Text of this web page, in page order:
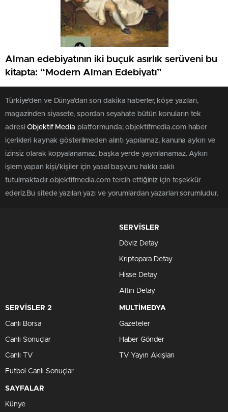
Alman edebiyatının iki buçuk asırlık serüveni bu
kitapta: “Modern Alman Edebiyatı”
Türkiye'den ve Dünya’dan son dakika haberler, köşe yazıları,
magazinden siyasete, spordan seyahate bütün konuların tek
adresiObjektif Media platformunda; objektifmedia.com haber
içerikleri kaynak gösterilmeden alıntı yapılamaz, kanuna aykırı ve
izinsiz olarak kopyalanamaz, başka yerde yayınlanamaz. Aykırı
işlem yapan kişi/kişiler için yasal başvuru hakkı saklı
tutulmaktadır.objektifmedia.com tercih ettiğiniz için teşekkür
ederiz.Bu sitede yazılan yazı ve yorumlardan yazarları sorumludur.
SERVİSLER
Döviz Detay
Kriptopara Detay
Hisse Detay
Altın Detay
SERVİSLER 2
Canlı Borsa
Canlı Sonuçlar
Canlı TV
Futbol Canlı Sonuçlar
MULTİMEDYA
Gazeteler
Haber Gönder
TV Yayın Akışları
SAYFALAR
Künye